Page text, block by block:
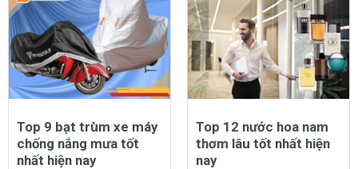
Top 9 bạt trùm xe máy
chống nắng mưa tốt
nhất hiện nay
Top 12 nước hoa nam
thơm lâu tốt nhất hiện
nay